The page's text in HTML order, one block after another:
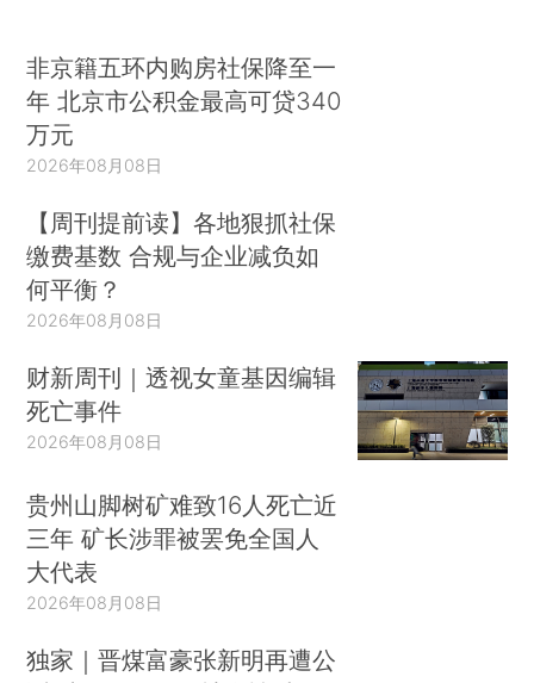
非京籍五环内购房社保降至一
年 北京市公积金最高可贷340
万元
2026年08月08日
【周刊提前读】各地狠抓社保
缴费基数 合规与企业减负如
何平衡？
2026年08月08日
财新周刊｜透视女童基因编辑
死亡事件
2026年08月08日
贵州山脚树矿难致16人死亡近
三年 矿长涉罪被罢免全国人
大代表
2026年08月08日
独家｜晋煤富豪张新明再遭公